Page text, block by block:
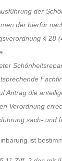
der
der hierfür
§ 28
Antrag die
Verordnung
sach- und
ist